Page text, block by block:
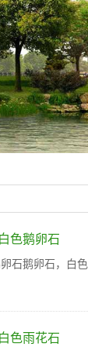
色鹅卵石
石鹅卵石，白
色雨花石